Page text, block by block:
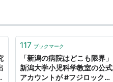
117 ブックマーク
「新潟の病院はどこも限界」
新潟大学小児科学教室の公式
アカウントが #フジロック